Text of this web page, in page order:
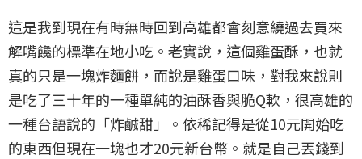
這是我到現在有時無時回到高雄都會刻意繞過去買來
解嘴饞的標準在地小吃。老實說，這個雞蛋酥，也就
真的只是一塊炸麵餅，而說是雞蛋口味，對我來說則
是吃了三十年的一種單純的油酥香與脆Q軟，很高雄的
一種台語說的「炸鹹甜」。依稀記得是從10元開始吃
的東西但現在一塊也才20元新台幣。就是自己丟錢到